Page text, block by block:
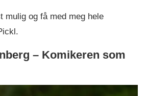
og få med meg hele
– Komikeren som